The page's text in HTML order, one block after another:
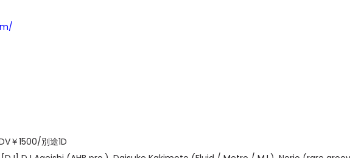
￥1500/別途1D